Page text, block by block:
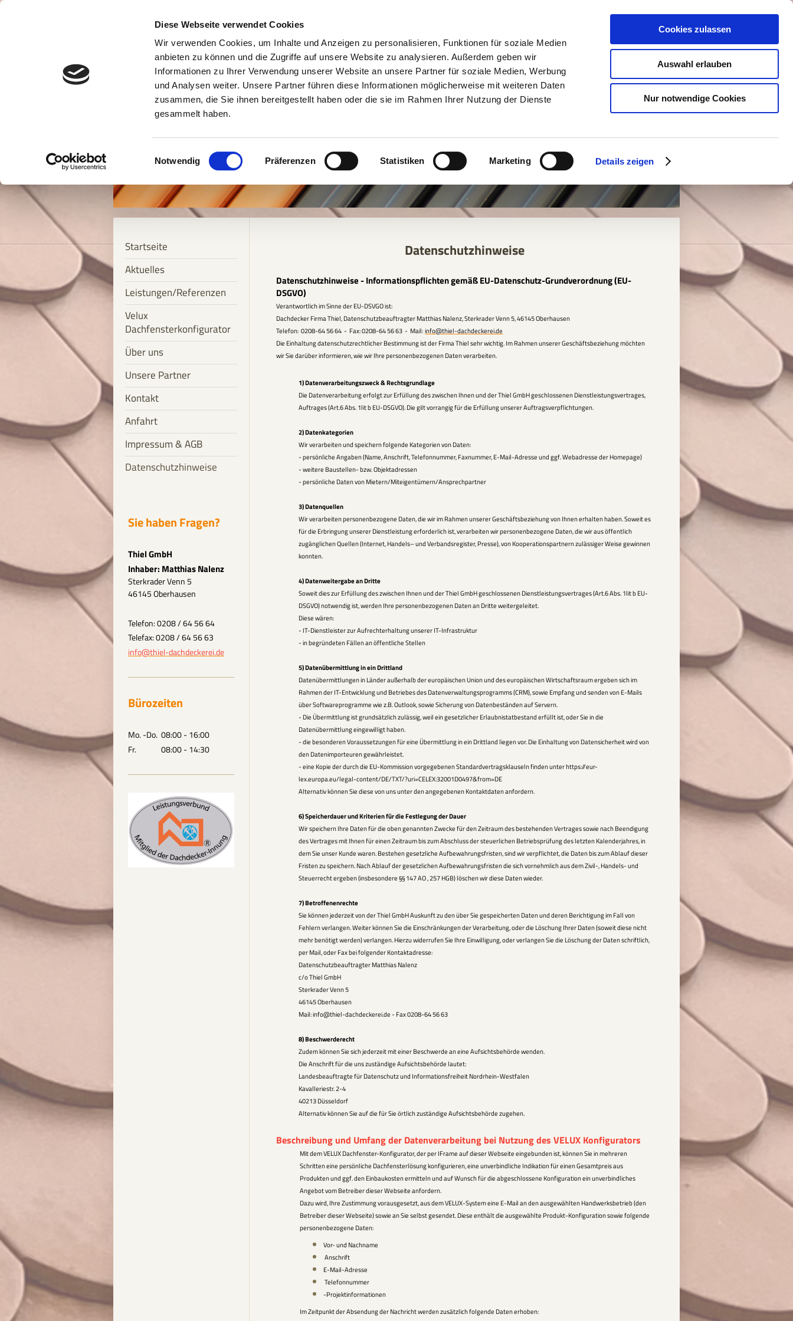
Diese Webseite verwendet Cookies
Wir verwenden Cookies, um Inhalte und Anzeigen zu personalisieren, Funktionen für soziale Medien
anbieten zu können und die Zugriffe auf unsere Website zu analysieren. Außerdem geben wir
Informationen zu Ihrer Verwendung unserer Website an unsere Partner für soziale Medien, Werbung
und Analysen weiter. Unsere Partner führen diese Informationen möglicherweise mit weiteren Daten
zusammen, die Sie ihnen bereitgestellt haben oder die sie im Rahmen Ihrer Nutzung der Dienste
gesammelt haben.
Einwilligungsauswahl
Notwendig Präferenzen Statistiken Marketing Details zeigen
Cookies zulassen
Auswahl erlauben
Nur notwendige Cookies
Startseite
Aktuelles
Leistungen/Referenzen
Velux
Dachfensterkonfigurator
Über uns
Unsere Partner
Kontakt
Anfahrt
Impressum & AGB
Datenschutzhinweise
Datenschutzhinweise
Datenschutzhinweise - Informationspflichten gemäß EU-Datenschutz-Grundverordnung (EU-
DSGVO)
Verantwortlich im Sinne der EU-DSVGO ist:
Dachdecker Firma Thiel, Datenschutzbeauftragter Matthias Nalenz, Sterkrader Venn 5, 46145 Oberhausen
Telefon: 0208-64 56 64 - Fax: 0208-64 56 63 - Mail: info@thiel-dachdeckerei.de
Die Einhaltung datenschutzrechtlicher Bestimmung ist der Firma Thiel sehr wichtig. Im Rahmen unserer Geschäftsbeziehung möchten
wir Sie darüber informieren, wie wir Ihre personenbezogenen Daten verarbeiten.
1)Datenverarbeitungszweck & Rechtsgrundlage
Die Datenverarbeitung erfolgt zur Erfüllung des zwischen Ihnen und der Thiel GmbH geschlossenen Dienstleistungsvertrages,
Auftrages (Art.6 Abs. 1lit b EU-DSGVO). Die gilt vorrangig für die Erfüllung unserer Auftragsverpflichtungen.
2) Datenkategorien
Wir verarbeiten und speichern folgende Kategorien von Daten:
- persönliche Angaben (Name, Anschrift, Telefonnummer, Faxnummer, E-Mail-Adresse und ggf. Webadresse der Homepage)
- weitere Baustellen- bzw. Objektadressen
- persönliche Daten von Mietern/Miteigentümern/Ansprechpartner
3) Datenquellen
Wir verarbeiten personenbezogene Daten, die wir im Rahmen unserer Geschäftsbeziehung von Ihnen erhalten haben. Soweit es
für die Erbringung unserer Dienstleistung erforderlich ist, verarbeiten wir personenbezogene Daten, die wir aus öffentlich
zugänglichen Quellen (Internet, Handels– und Verbandsregister, Presse), von Kooperationspartnern zulässiger Weise gewinnen
konnten.
4) Datenweitergabe an Dritte
Soweit dies zur Erfüllung des zwischen Ihnen und der Thiel GmbH geschlossenen Dienstleistungsvertrages (Art.6 Abs. 1lit b EU-
DSGVO) notwendig ist, werden Ihre personenbezogenen Daten an Dritte weitergeleitet.
Diese wären:
- IT-Dienstleister zur Aufrechterhaltung unserer IT-Infrastruktur
- in begründeten Fällen an öffentliche Stellen
5) Datenübermittlung in ein Drittland
Datenübermittlungen in Länder außerhalb der europäischen Union und des europäischen Wirtschaftsraum ergeben sich im
Rahmen der IT-Entwicklung und Betriebes des Datenverwaltungsprogramms (CRM), sowie Empfang und senden von E-Mails
über Softwareprogramme wie z.B. Outlook, sowie Sicherung von Datenbeständen auf Servern.
- Die Übermittlung ist grundsätzlich zulässig, weil ein gesetzlicher Erlaubnistatbestand erfüllt ist, oder Sie in die
Datenübermittlung eingewilligt haben.
- die besonderen Voraussetzungen für eine Übermittlung in ein Drittland liegen vor. Die Einhaltung von Datensicherheit wird von
den Datenimporteuren gewährleistet.
- eine Kopie der durch die EU-Kommission vorgegebenen Standardvertragsklauseln finden unter https://eur-
lex.europa.eu/legal-content/DE/TXT/?uri=CELEX:32001D0497&from=DE
Alternativ können Sie diese von uns unter den angegebenen Kontaktdaten anfordern.
6) Speicherdauer und Kriterien für die Festlegung der Dauer
Wir speichern Ihre Daten für die oben genannten Zwecke für den Zeitraum des bestehenden Vertrages sowie nach Beendigung
des Vertrages mit Ihnen für einen Zeitraum bis zum Abschluss der steuerlichen Betriebsprüfung des letzten Kalenderjahres, in
dem Sie unser Kunde waren. Bestehen gesetzliche Aufbewahrungsfristen, sind wir verpflichtet, die Daten bis zum Ablauf dieser
Fristen zu speichern. Nach Ablauf der gesetzlichen Aufbewahrungsfristen die sich vornehmlich aus dem Zivil-, Handels- und
Steuerrecht ergeben (insbesondere §§ 147 AO , 257 HGB) löschen wir diese Daten wieder.
7) Betroffenenrechte
Sie können jederzeit von der Thiel GmbH Auskunft zu den über Sie gespeicherten Daten und deren Berichtigung im Fall von
Fehlern verlangen. Weiter können Sie die Einschränkungen der Verarbeitung, oder die Löschung Ihrer Daten (soweit diese nicht
mehr benötigt werden) verlangen. Hierzu widerrufen Sie Ihre Einwilligung, oder verlangen Sie die Löschung der Daten schriftlich,
per Mail, oder Fax bei folgender Kontaktadresse:
Datenschutzbeauftragter Matthias Nalenz
c/o Thiel GmbH
Sterkrader Venn 5
46145 Oberhausen
Mail: info@thiel-dachdeckerei.de - Fax 0208-64 56 63
8) Beschwerderecht
Zudem können Sie sich jederzeit mit einer Beschwerde an eine Aufsichtsbehörde wenden.
Die Anschrift für die uns zuständige Aufsichtsbehörde lautet:
Landesbeauftragte für Datenschutz und Informationsfreiheit Nordrhein-Westfalen
Kavalleriestr. 2-4
40213 Düsseldorf
Alternativ können Sie auf die für Sie örtlich zuständige Aufsichtsbehörde zugehen.
Beschreibung und Umfang der Datenverarbeitung bei Nutzung des VELUX Konfigurators
Mit dem VELUX Dachfenster-Konfigurator, der per IFrame auf dieser Webseite eingebunden ist, können Sie in mehreren
Schritten eine persönliche Dachfensterlösung konfigurieren, eine unverbindliche Indikation für einen Gesamtpreis aus
Produkten und ggf. den Einbaukosten ermitteln und auf Wunsch für die abgeschlossene Konfiguration ein unverbindliches
Angebot vom Betreiber dieser Webseite anfordern.
Dazu wird, Ihre Zustimmung vorausgesetzt, aus dem VELUX-System eine E-Mail an den ausgewählten Handwerksbetrieb (den
Betreiber dieser Webseite) sowie an Sie selbst gesendet. Diese enthält die ausgewählte Produkt-Konfiguration sowie folgende
personenbezogene Daten:
Vor- und Nachname
Anschrift
E-Mail-Adresse
Telefonnummer
-Projektinformationen
Im Zeitpunkt der Absendung der Nachricht werden zusätzlich folgende Daten erhoben:
Sie haben Fragen?
Thiel GmbH
Inhaber: Matthias Nalenz
Sterkrader Venn 5
46145 Oberhausen
Telefon: 0208 / 64 56 64
Telefax: 0208 / 64 56 63
info@thiel-dachdeckerei.de
Bürozeiten
Mo. -Do. 08:00 - 16:00
Fr. 08:00 - 14:30